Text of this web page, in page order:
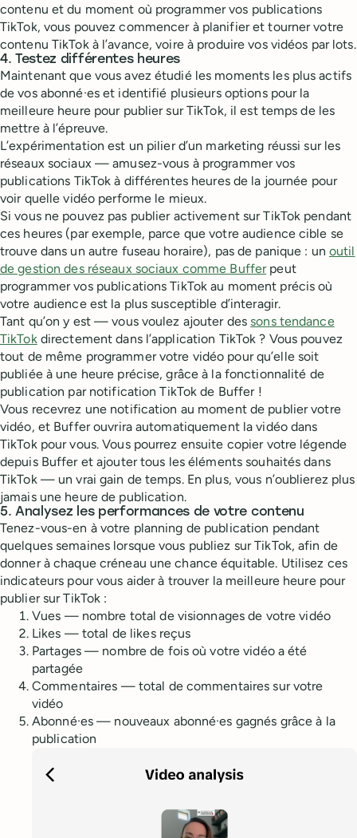
contenu et du moment où programmer vos publications
TikTok, vous pouvez commencer à planifier et tourner votre
contenu TikTok à l’avance, voire à produire vos vidéos par lots.
4. Testez différentes heures
Maintenant que vous avez étudié les moments les plus actifs
de vos abonné·es et identifié plusieurs options pour la
meilleure heure pour publier sur TikTok, il est temps de les
mettre à l’épreuve.
L’expérimentation est un pilier d’un marketing réussi sur les
réseaux sociaux — amusez-vous à programmer vos
publications TikTok à différentes heures de la journée pour
voir quelle vidéo performe le mieux.
Si vous ne pouvez pas publier activement sur TikTok pendant
ces heures (par exemple, parce que votre audience cible se
trouve dans un autre fuseau horaire), pas de panique : un outil
de gestion des réseaux sociaux comme Bufferpeut
programmer vos publications TikTok au moment précis où
votre audience est la plus susceptible d’interagir.
Tant qu’on y est — vous voulez ajouter dessons tendance
TikTok directement dans l’application TikTok ? Vous pouvez
tout de même programmer votre vidéo pour qu’elle soit
publiée à une heure précise, grâce à la fonctionnalité de
publication par notification TikTok de Buffer !
Vous recevrez une notification au moment de publier votre
vidéo, et Buffer ouvrira automatiquement la vidéo dans
TikTok pour vous. Vous pourrez ensuite copier votre légende
depuis Buffer et ajouter tous les éléments souhaités dans
TikTok — un vrai gain de temps. En plus, vous n’oublierez plus
jamais une heure de publication.
5. Analysez les performances de votre contenu
Tenez-vous-en à votre planning de publication pendant
quelques semaines lorsque vous publiez sur TikTok, afin de
donner à chaque créneau une chance équitable. Utilisez ces
indicateurs pour vous aider à trouver la meilleure heure pour
publier sur TikTok :
Vues — nombre total de visionnages de votre vidéo
Likes — total de likes reçus
Partages — nombre de fois où votre vidéo a été
partagée
Commentaires — total de commentaires sur votre
vidéo
Abonné·es — nouveaux abonné·es gagnés grâce à la
publication